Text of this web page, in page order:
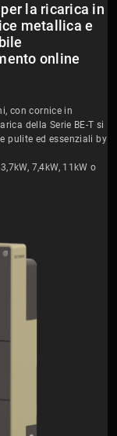
la ricarica in
metallica e
online
con cornice in
della Serie BE-T si
pulite ed essenziali by
7,4kW, 11kW o